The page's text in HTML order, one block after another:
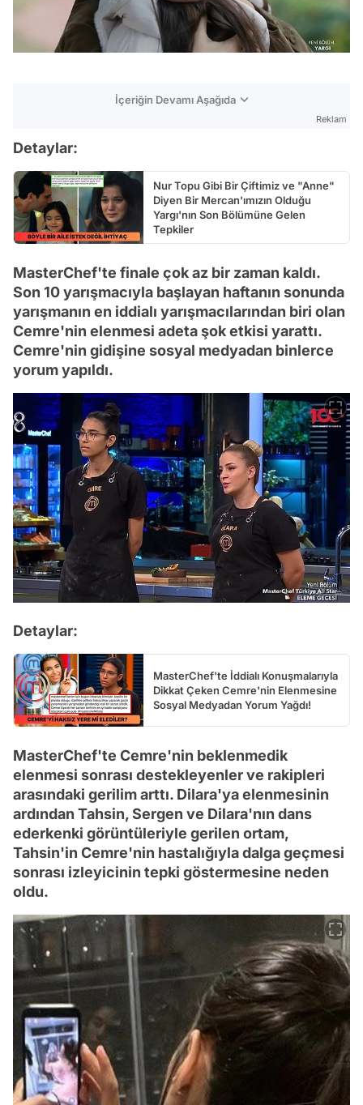
İçeriğin Devamı Aşağıda
Reklam
Detaylar:
Nur Topu Gibi Bir Çiftimiz ve "Anne"
Diyen Bir Mercan'ımızın Olduğu
Yargı'nın Son Bölümüne Gelen
Tepkiler
MasterChef'te finale çok az bir zaman kaldı.
Son 10 yarışmacıyla başlayan haftanın sonunda
yarışmanın en iddialı yarışmacılarından biri olan
Cemre'nin elenmesi adeta şok etkisi yarattı.
Cemre'nin gidişine sosyal medyadan binlerce
yorum yapıldı.
Detaylar:
MasterChef'te İddialı Konuşmalarıyla
Dikkat Çeken Cemre'nin Elenmesine
Sosyal Medyadan Yorum Yağdı!
MasterChef'te Cemre'nin beklenmedik
elenmesi sonrası destekleyenler ve rakipleri
arasındaki gerilim arttı. Dilara'ya elenmesinin
ardından Tahsin, Sergen ve Dilara'nın dans
ederkenki görüntüleriyle gerilen ortam,
Tahsin'in Cemre'nin hastalığıyla dalga geçmesi
sonrası izleyicinin tepki göstermesine neden
oldu.